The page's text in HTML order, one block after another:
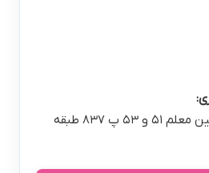
مشهد، بلوار معلم بین معلم ۵۱ و ۵۳ پ ۸۳۷ طبقه